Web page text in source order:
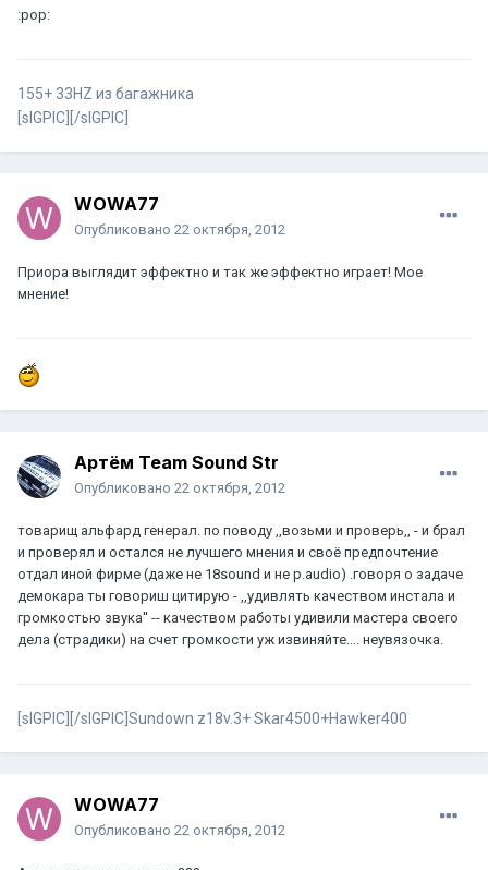
:pop:
155+ 33HZ из багажника
[sIGPIC][/sIGPIC]
WOWA77
Опубликовано 22 октября, 2012
Приора выглядит эффектно и так же эффектно играет! Мое
мнение!
Артём Team Sound Str
Опубликовано 22 октября, 2012
товарищ альфард генерал. по поводу ,,возьми и проверь,, - и брал
и проверял и остался не лучшего мнения и своё предпочтение
отдал иной фирме (даже не 18sound и не p.audio) .говоря о задаче
демокара ты говориш цитирую - ,,удивлять качеством инстала и
громкостью звука'' -- качеством работы удивили мастера своего
дела (страдики) на счет громкости уж извиняйте.... неувязочка.
[sIGPIC][/sIGPIC]Sundown z18v.3+ Skar4500+Hawker400
WOWA77
Опубликовано 22 октября, 2012